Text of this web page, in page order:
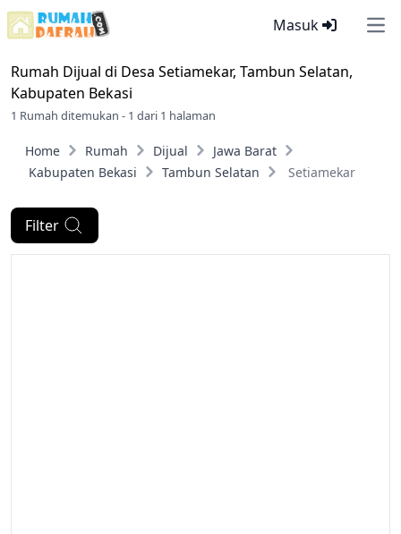
Masuk
Rumah Dijual di Desa Setiamekar, Tambun Selatan,
Kabupaten Bekasi
1 Rumah ditemukan - 1 dari 1 halaman
Home Rumah Dijual
Jawa Barat
Kabupaten Bekasi
Tambun Selatan Setiamekar
Filter